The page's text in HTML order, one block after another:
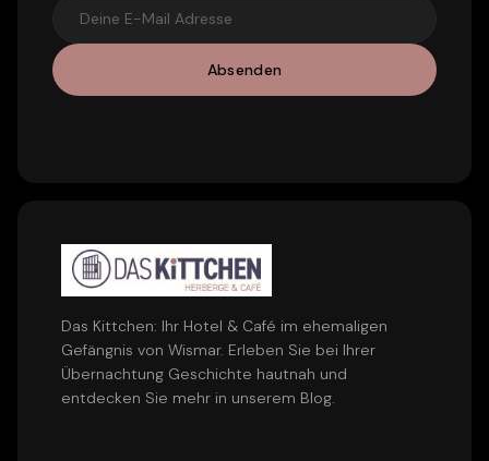
Absenden
Das Kittchen: Ihr Hotel & Café im ehemaligen
Gefängnis von Wismar. Erleben Sie bei Ihrer
Übernachtung Geschichte hautnah und
entdecken Sie mehr in unserem Blog.